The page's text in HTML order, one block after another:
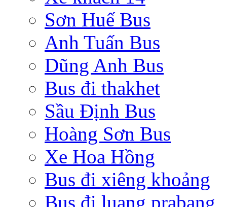
Sơn Huế Bus
Anh Tuấn Bus
Dũng Anh Bus
Bus đi thakhet
Sầu Định Bus
Hoàng Sơn Bus
Xe Hoa Hồng
Bus đi xiêng khoảng
Bus đi luang prabang